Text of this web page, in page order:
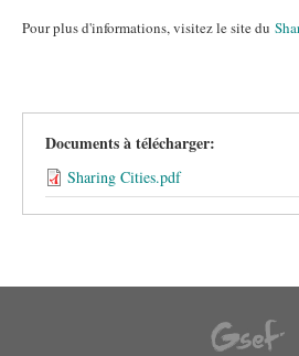
Pour plus d'informations, visitez le site du
Documents à télécharger:
Sharing Cities.pdf